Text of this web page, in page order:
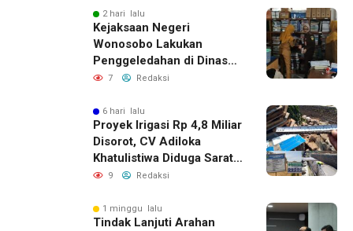
2 hari lalu
Kejaksaan Negeri
Wonosobo Lakukan
Penggeledahan di Dinas
Sosial untuk Dalami
Program PKH
7 Redaksi
6 hari lalu
Proyek Irigasi Rp 4,8 Miliar
Disorot, CV Adiloka
Khatulistiwa Diduga Sarat
Korupsi
9 Redaksi
1 minggu lalu
Tindak Lanjuti Arahan